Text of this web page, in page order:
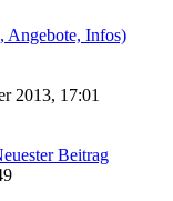
Angebote, Infos)
2013, 17:01
Beitrag